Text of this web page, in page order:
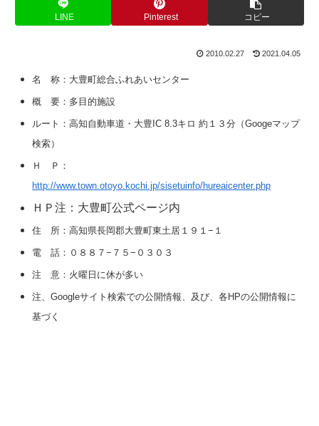
LINE Pinterest コピー
2010.02.27 2021.04.05
名 称：大豊町総合ふれあいセンター
概 要：多目的施設
ルート：高知自動車道・大豊IC 8.3キロ 約１３分（Googeマップ
検索）
Ｈ Ｐ：
http://www.town.otoyo.kochi.jp/sisetuinfo/hureaicenter.php
ＨＰ注：大豊町公式ページ内
住 所：高知県長岡郡大豊町東土居１９１−１
電 話：０８８７−７５−０３０３
注 意：火曜日に休が多い
注、Googleサイト検索での公開情報、及び、各HPの公開情報に
基づく